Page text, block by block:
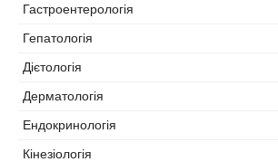
Гастроентерологія
Гепатологія
Дієтологія
Дерматологія
Ендокринологія
Кінезіологія